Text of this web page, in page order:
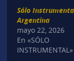
Sólo
Argentina
mayo 22, 2026
En «SÓLO
INSTRUMENTAL»